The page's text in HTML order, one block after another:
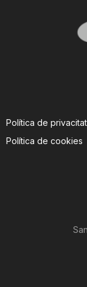
Política de privacitat
Política de cookies